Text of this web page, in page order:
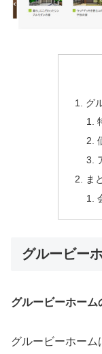
グ
ま
グルービー
グルービーホーム
グルービーホーム